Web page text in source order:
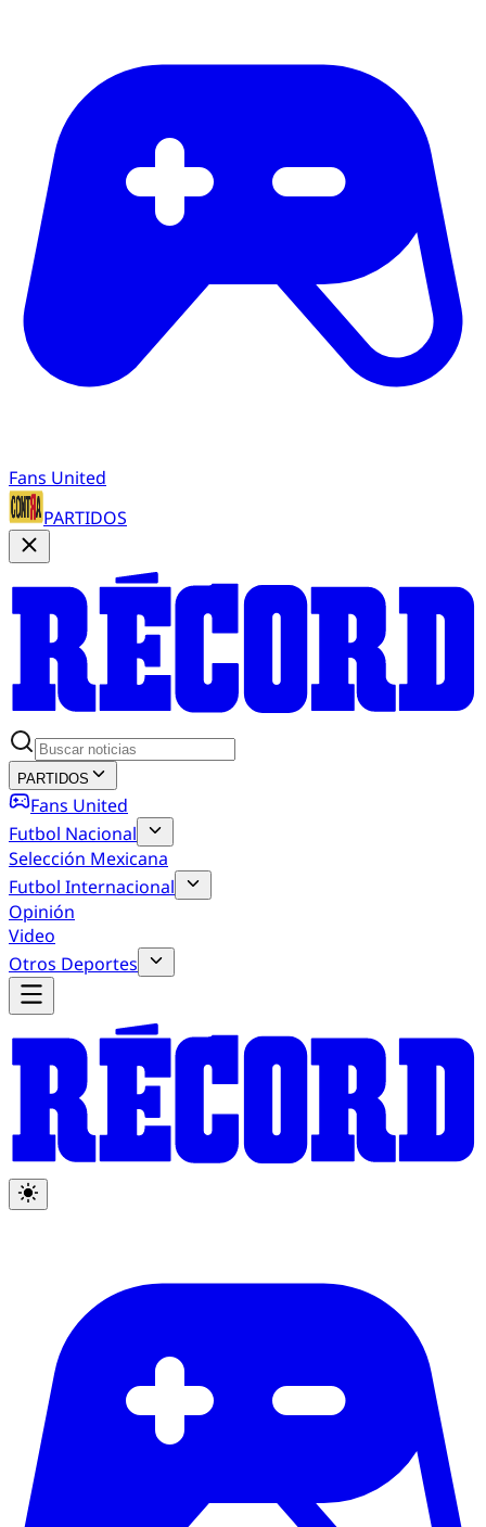
Fans United
PARTIDOS
PARTIDOS
Fans United
Futbol Nacional
Selección Mexicana
Futbol Internacional
Opinión
Video
Otros Deportes